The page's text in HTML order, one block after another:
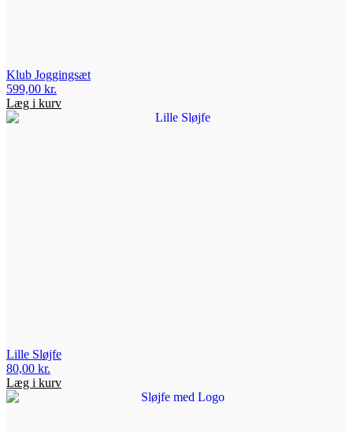
Klub Joggingsæt
599,00 kr.
Læg i kurv
Lille Sløjfe
80,00 kr.
Læg i kurv